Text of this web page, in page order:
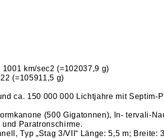
km/sec2 (=102037,9 g)
(=105911,5 g)
ca. 150 000 000 Lichtjahre mit Septim-
(500 Gigatonnen), In- tervali-
Paratronschirme.
„Stag 3/VII“ Länge: 5,5 m; Breite: